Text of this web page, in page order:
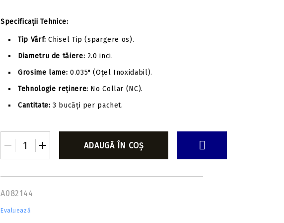
Specificații Tehnice:
Tip Vârf: Chisel Tip (spargere os).
Diametru de tăiere: 2.0 inci.
Grosime lame: 0.035" (Oțel Inoxidabil).
Tehnologie reținere: No Collar (NC).
Cantitate: 3 bucăți per pachet.
A082144
Evaluează